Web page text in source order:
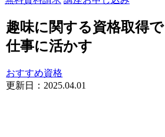
趣味に関する資格取得で
仕事に活かす
おすすめ資格
更新日： 2025.04.01